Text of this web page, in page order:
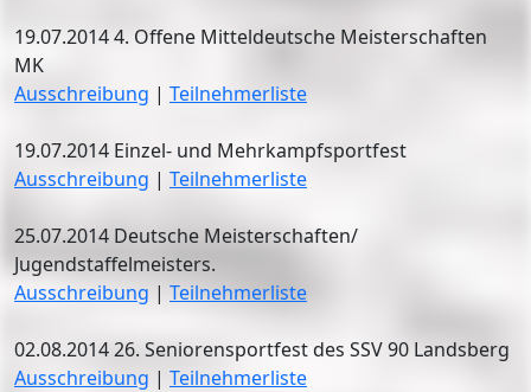
19.07.2014 4. Offene Mitteldeutsche Meisterschaften
MK
Ausschreibung | Teilnehmerliste
19.07.2014 Einzel- und Mehrkampfsportfest
Ausschreibung | Teilnehmerliste
25.07.2014 Deutsche Meisterschaften/
Jugendstaffelmeisters.
Ausschreibung | Teilnehmerliste
02.08.2014 26. Seniorensportfest des SSV 90 Landsberg
Ausschreibung | Teilnehmerliste